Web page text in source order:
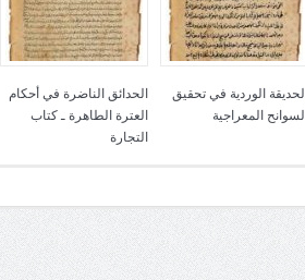
الحديقة الوردية في تحقيق
السوانح المعراجية
الحدائق الناضرة في أحكام
العترة الطاهرة ـ كتاب
التجارة